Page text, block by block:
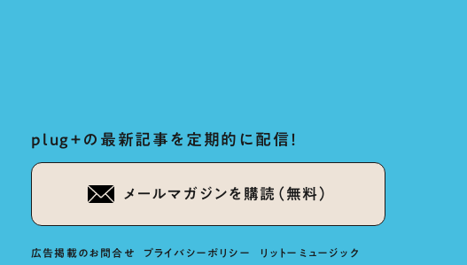
plug+の最新記事を定期的に配信！
メールマガジンを購読（無料）
広告掲載のお問合せ プライバシーポリシー リットーミュージック